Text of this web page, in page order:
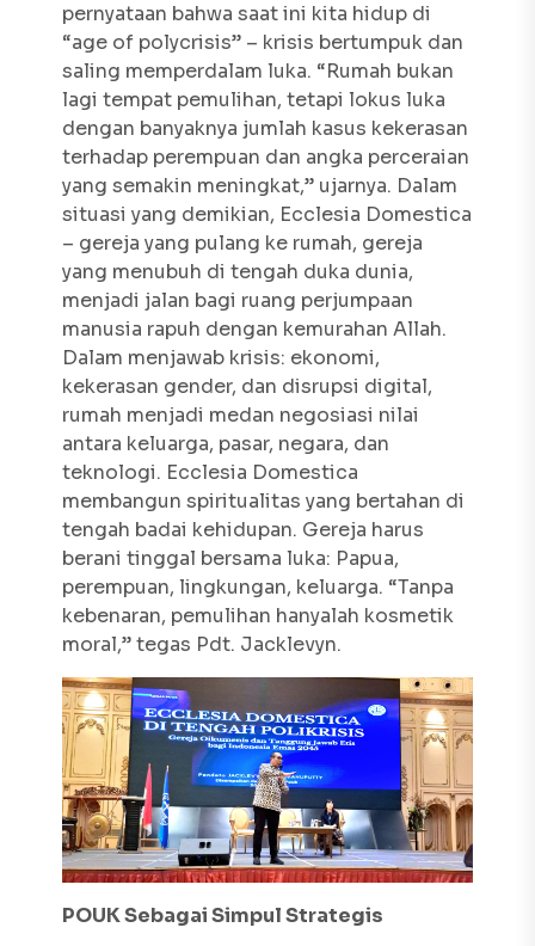
pernyataan bahwa saat ini kita hidup di
“age of polycrisis” – krisis bertumpuk dan
saling memperdalam luka. “Rumah bukan
lagi tempat pemulihan, tetapi lokus luka
dengan banyaknya jumlah kasus kekerasan
terhadap perempuan dan angka perceraian
yang semakin meningkat,” ujarnya. Dalam
situasi yang demikian, Ecclesia Domestica
– gereja yang pulang ke rumah, gereja
yang menubuh di tengah duka dunia,
menjadi jalan bagi ruang perjumpaan
manusia rapuh dengan kemurahan Allah.
Dalam menjawab krisis: ekonomi,
kekerasan gender, dan disrupsi digital,
rumah menjadi medan negosiasi nilai
antara keluarga, pasar, negara, dan
teknologi. Ecclesia Domestica
membangun spiritualitas yang bertahan di
tengah badai kehidupan. Gereja harus
berani tinggal bersama luka: Papua,
perempuan, lingkungan, keluarga. “Tanpa
kebenaran, pemulihan hanyalah kosmetik
moral,” tegas Pdt. Jacklevyn.
POUK Sebagai Simpul Strategis